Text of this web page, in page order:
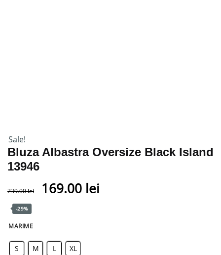
Sale!
Bluza Albastra Oversize Black Island
13946
239.00lei 169.00 lei
-29%
MARIME
S M L XL